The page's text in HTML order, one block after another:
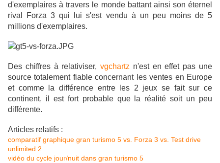
d'exemplaires à travers le monde battant ainsi son éternel
rival Forza 3 qui lui s'est vendu à un peu moins de 5
millions d'exemplaires.
Des chiffres à relativiser, vgchartz n'est en effet pas une
source totalement fiable concernant les ventes en Europe
et comme la différence entre les 2 jeux se fait sur ce
continent, il est fort probable que la réalité soit un peu
différente.
Articles relatifs :
comparatif graphique gran turismo 5 vs. Forza 3 vs. Test drive
unlimited 2
vidéo du cycle jour/nuit dans gran turismo 5